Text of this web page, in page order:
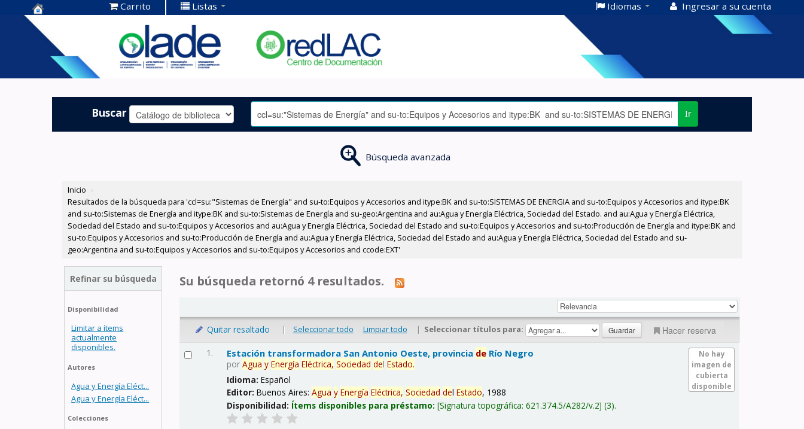
Centro de
Documentación
OLADE -
Carrito Listas Idiomas Ingresar a su cuenta
Buscar Ir
Búsqueda avanzada
Inicio ›
Resultados de la búsqueda para 'ccl=su:"Sistemas de Energía" and su-to:Equipos y Accesorios and itype:BK and su-to:SISTEMAS DE ENERGIA and su-to:Equipos y Accesorios and itype:BK
and su-to:Sistemas de Energía and itype:BK and su-to:Sistemas de Energía and su-geo:Argentina and au:Agua y Energía Eléctrica, Sociedad del Estado. and au:Agua y Energía Eléctrica,
Sociedad del Estado and su-to:Equipos y Accesorios and au:Agua y Energía Eléctrica, Sociedad del Estado and su-to:Equipos y Accesorios and su-to:Producción de Energía and itype:BK and
su-to:Equipos y Accesorios and su-to:Producción de Energía and au:Agua y Energía Eléctrica, Sociedad del Estado and au:Agua y Energía Eléctrica, Sociedad del Estado and su-
geo:Argentina and su-to:Equipos y Accesorios and su-to:Equipos y Accesorios and ccode:EXT'
Refinar su búsqueda
Disponibilidad
Limitar a ítems
actualmente
disponibles.
Autores
Agua y Energía Eléct...
Agua y Energía Eléct...
Colecciones
Su búsqueda retornó 4 resultados.
Quitar resaltado | Seleccionar todo Limpiar todo | Seleccionar títulos para: Hacer reserva
1.
No hay
imagen de
cubierta
disponible
Estación transformadora San Antonio Oeste, provincia de Río Negro
porAgua y Energía Eléctrica, Sociedad delEstado.
Idioma:Español
Editor:Buenos Aires:Agua y Energía Eléctrica, Sociedad delEstado, 1988
Disponibilidad: Ítems disponibles para préstamo: Signatura topográfica:621.374.5/A282/v.2 (3).